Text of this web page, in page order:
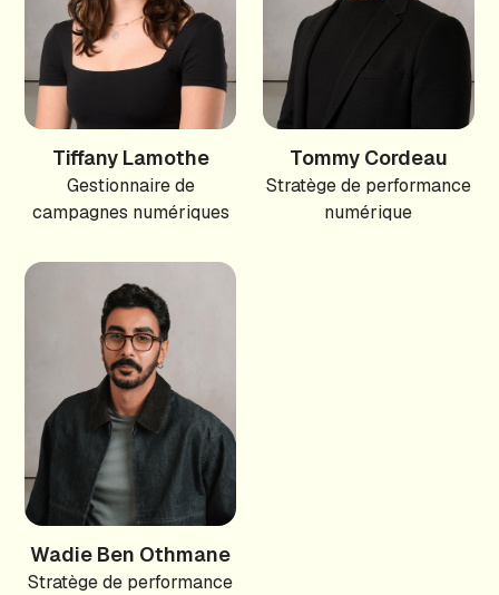
Tiffany Lamothe
Gestionnaire de
campagnes numériques
Tommy Cordeau
Stratège de performance
numérique
Wadie Ben Othmane
Stratège de performance